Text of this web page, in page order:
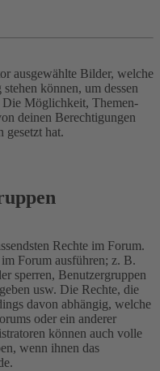
ausgewählte Bilder, welche
können, um dessen
Die Möglichkeit, Themen-
deinen Berechtigungen
gesetzt hat.
Rechte im Forum.
Forum ausführen; z. B.
sperren, Benutzergruppen
usw. Die Rechte, die
davon abhängig, welche
oder ein anderer
können auch volle
wenn ihnen das